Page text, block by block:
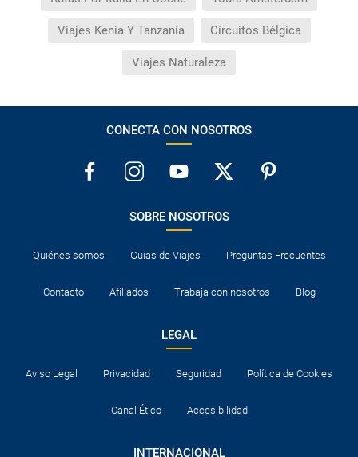
Viajes Kenia Y Tanzania Circuitos Bélgica
Viajes Naturaleza
CONECTA CON NOSOTROS
SOBRE NOSOTROS
Quiénes somos Guías de Viajes Preguntas Frecuentes
Contacto Afiliados Trabaja con nosotros Blog
LEGAL
Aviso Legal Privacidad Seguridad Política de Cookies
Canal Ético Accesibilidad
INTERNACIONAL